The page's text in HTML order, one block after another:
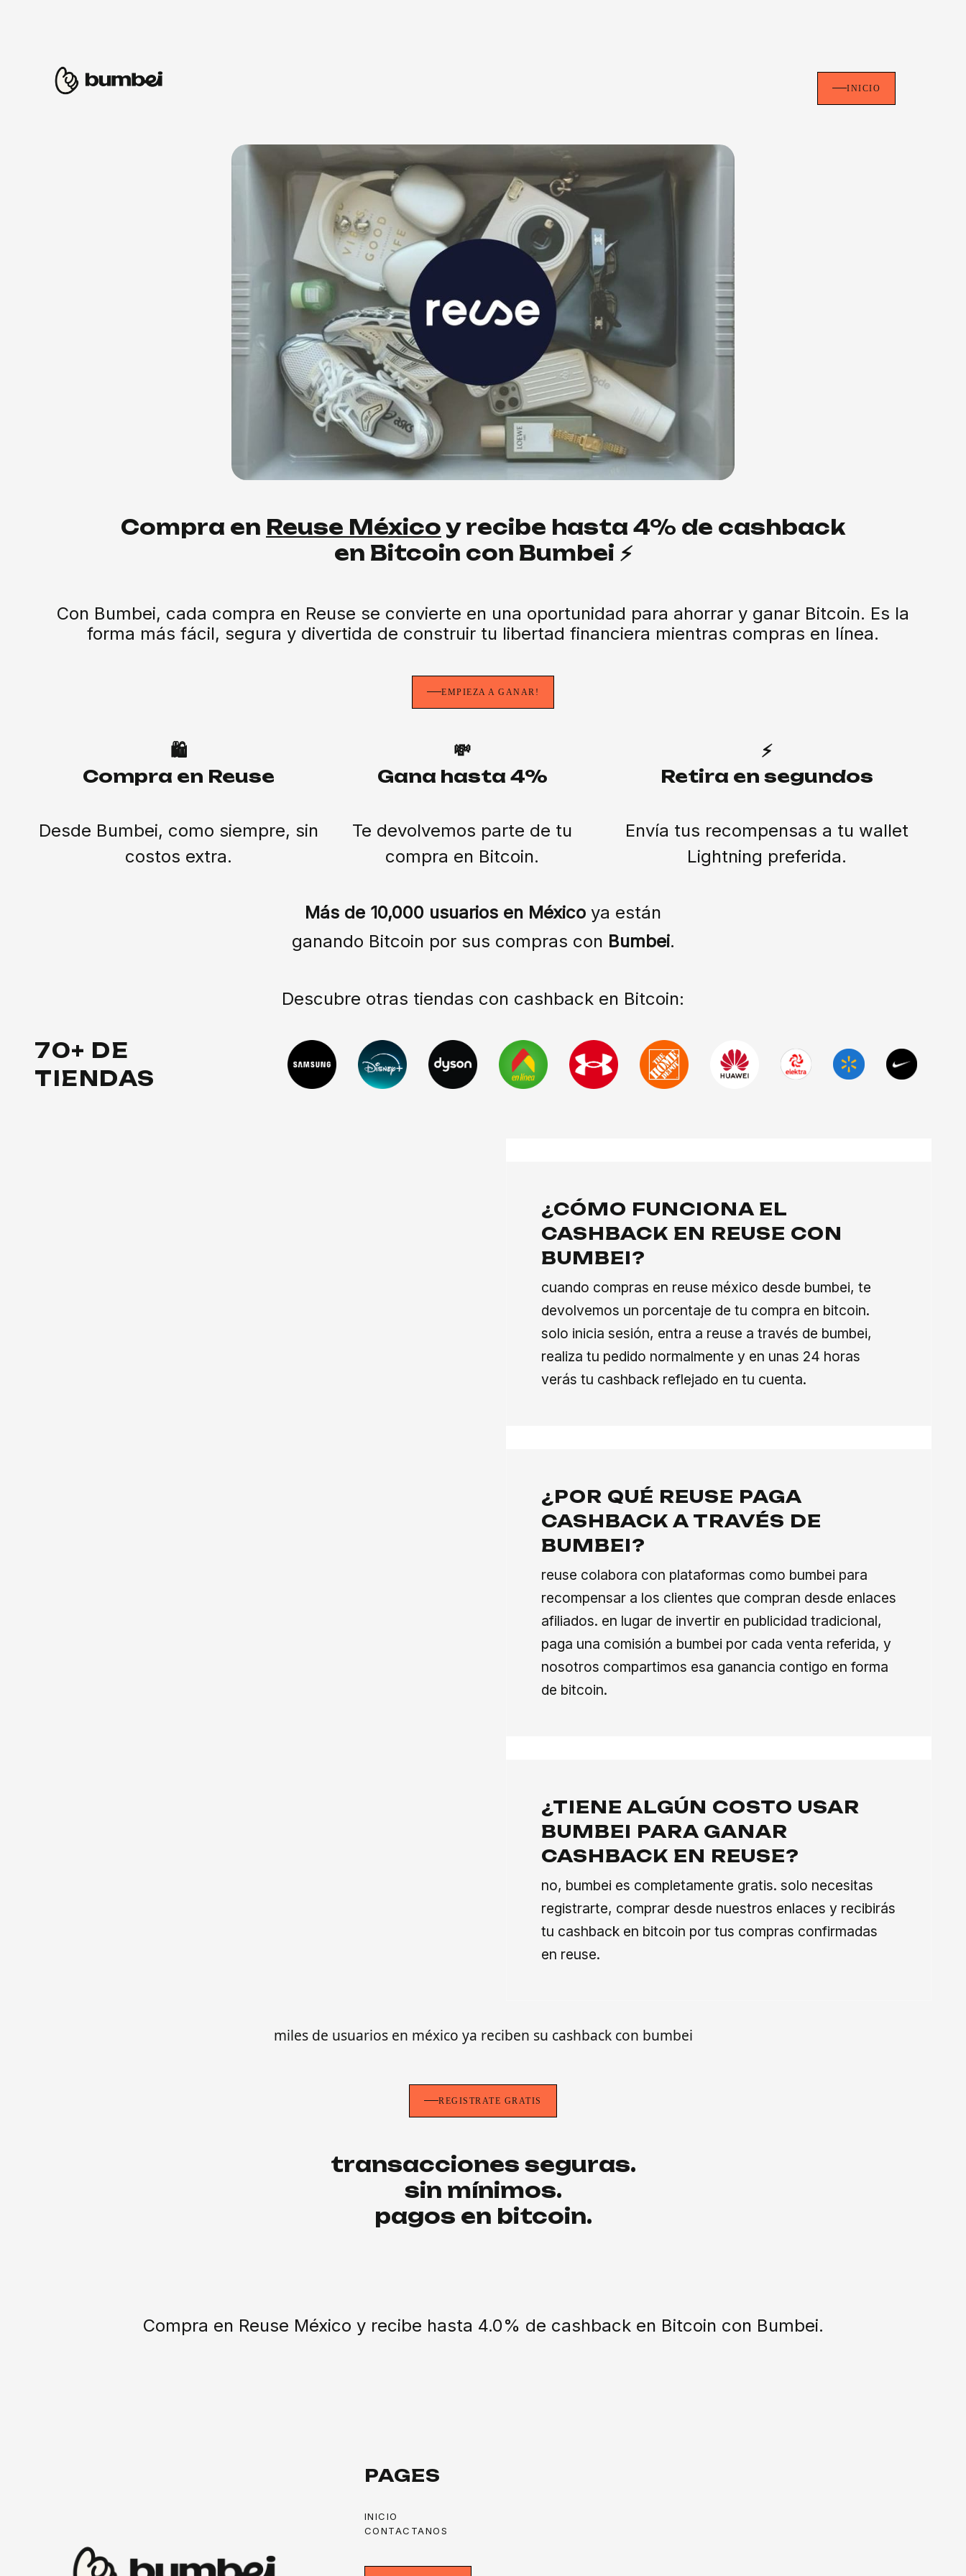
INICIO
Compra en Reuse México y recibe hasta 4% de cashback
en Bitcoin con Bumbei ⚡
Con Bumbei, cada compra en Reuse se convierte en una oportunidad para ahorrar y ganar Bitcoin. Es la
forma más fácil, segura y divertida de construir tu libertad financiera mientras compras en línea.
EMPIEZA A GANAR!
🛍️
Compra en Reuse
Desde Bumbei, como siempre, sin
costos extra.
💸
Gana hasta 4%
Te devolvemos parte de tu
compra en Bitcoin.
⚡
Retira en segundos
Envía tus recompensas a tu wallet
Lightning preferida.
Más de 10,000 usuarios en México ya están
ganando Bitcoin por sus compras con Bumbei.
Descubre otras tiendas con cashback en Bitcoin:
70+ DE
TIENDAS
¿CÓMO FUNCIONA EL
CASHBACK EN REUSE CON
BUMBEI?
cuando compras en reuse méxico desde bumbei, te
devolvemos un porcentaje de tu compra en bitcoin.
solo inicia sesión, entra a reuse a través de bumbei,
realiza tu pedido normalmente y en unas 24 horas
verás tu cashback reflejado en tu cuenta.
¿POR QUÉ REUSE PAGA
CASHBACK A TRAVÉS DE
BUMBEI?
reuse colabora con plataformas como bumbei para
recompensar a los clientes que compran desde enlaces
afiliados. en lugar de invertir en publicidad tradicional,
paga una comisión a bumbei por cada venta referida, y
nosotros compartimos esa ganancia contigo en forma
de bitcoin.
¿TIENE ALGÚN COSTO USAR
BUMBEI PARA GANAR
CASHBACK EN REUSE?
no, bumbei es completamente gratis. solo necesitas
registrarte, comprar desde nuestros enlaces y recibirás
tu cashback en bitcoin por tus compras confirmadas
en reuse.
miles de usuarios en méxico ya reciben su cashback con bumbei
REGÍSTRATE GRATIS
transacciones seguras.
sin mínimos.
pagos en bitcoin.
Compra en Reuse México y recibe hasta 4.0% de cashback en Bitcoin con Bumbei.
PAGES
INICIO
CONTACTANOS